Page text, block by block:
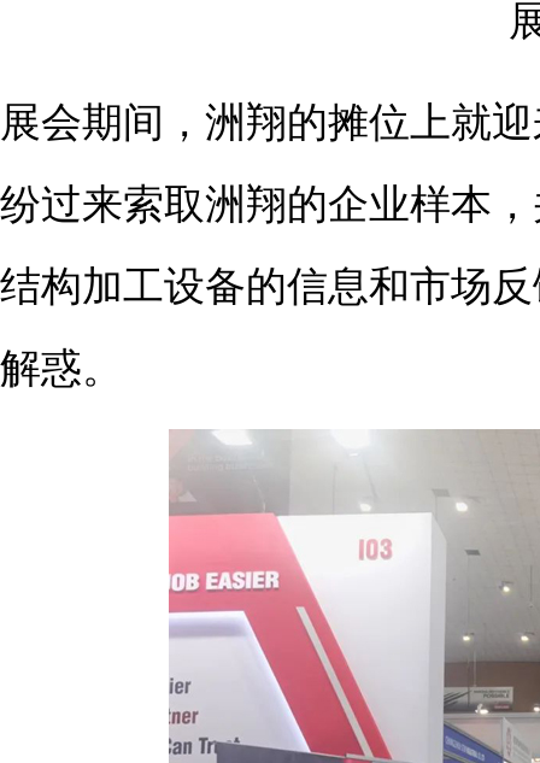
展会期间，洲翔的摊位上就
纷过来索取洲翔的企业样本
结构加工设备的信息和市场
解惑。